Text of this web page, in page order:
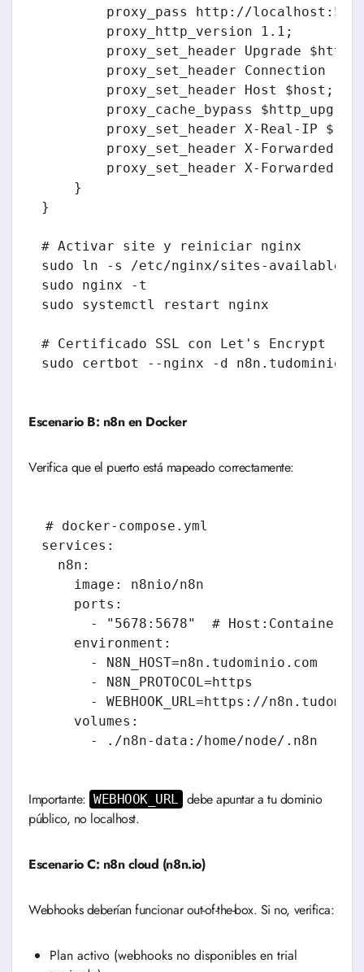
proxy_pass http://
        proxy_http_version 1.1;
proxy_set_header Upgrade
proxy_set_header Connection
        proxy_set_header Host $host;
proxy_cache_bypass
proxy_set_header X-Real-IP
proxy_set_header X-Forwarded-
proxy_set_header X-Forwarded-
    }
}
# Activar site y reiniciar nginx
sudo ln -s /etc/nginx/sites-available/
sudo nginx -t
sudo systemctl restart nginx
# Certificado SSL con Let's Encrypt
Escenario B: n8n en Docker
Verifica que el puerto está mapeado correctamente:
# docker-compose.yml
services:
  n8n:
    image: n8nio/n8n
    ports:
      - "5678:5678"  # Host:Container
    environment:
      - N8N_HOST=n8n.tudominio.com
      - N8N_PROTOCOL=https
- WEBHOOK_URL=https://
    volumes:
Importante: WEBHOOK_URL
debe apuntar a tu dominio
público, no localhost.
Escenario C: n8n cloud (n8n.io)
Webhooks deberían funcionar out-of-the-box. Si no, verifica:
Plan activo (webhooks no disponibles en trial